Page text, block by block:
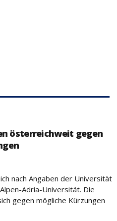
österreichweit gegen
nach Angaben der Universität
Adria-Universität. Die
gegen mögliche Kürzungen